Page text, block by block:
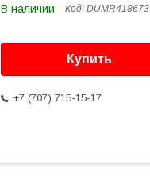
В наличии Код: DUMR418673
Купить
+7 (707) 715-15-17